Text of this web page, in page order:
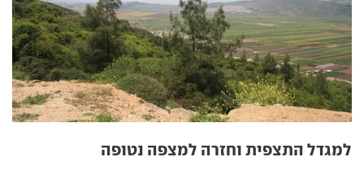
למגדל התצפית וחזרה למצפה נטופה